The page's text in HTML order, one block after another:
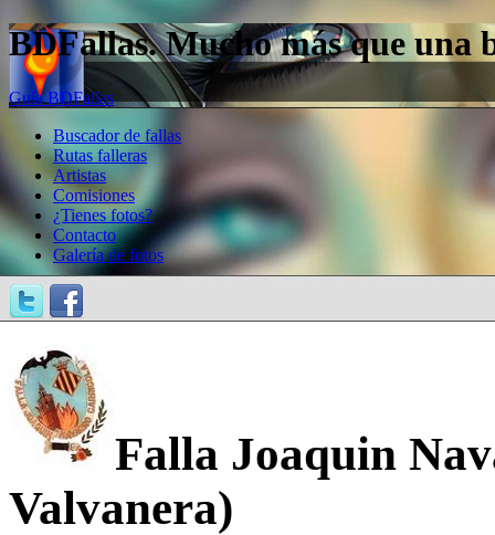
BDFallas. Mucho más que una
Guía BDFallas
Buscador de fallas
Rutas falleras
Artistas
Comisiones
¿Tienes fotos?
Contacto
Galería de fotos
Falla Joaquin
Valvanera)